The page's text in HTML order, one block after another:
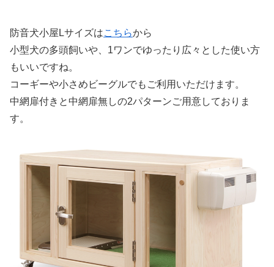
防音犬小屋Lサイズはこ ちらから
小型犬の多頭飼いや、1ワンでゆったり広々とした使い方
もいいですね。
コーギーや小さめビーグルでもご利用いただけます。
中網扉付きと中網扉無しの2パターンご用意しておりま
す。